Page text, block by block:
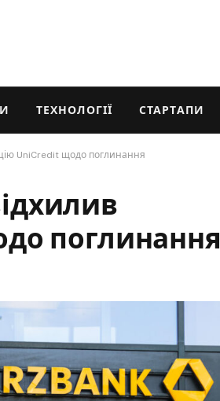
ТЕХНОЛОГІЇ СТАРТАПИ
UniCredit щодо поглинання
поглинання